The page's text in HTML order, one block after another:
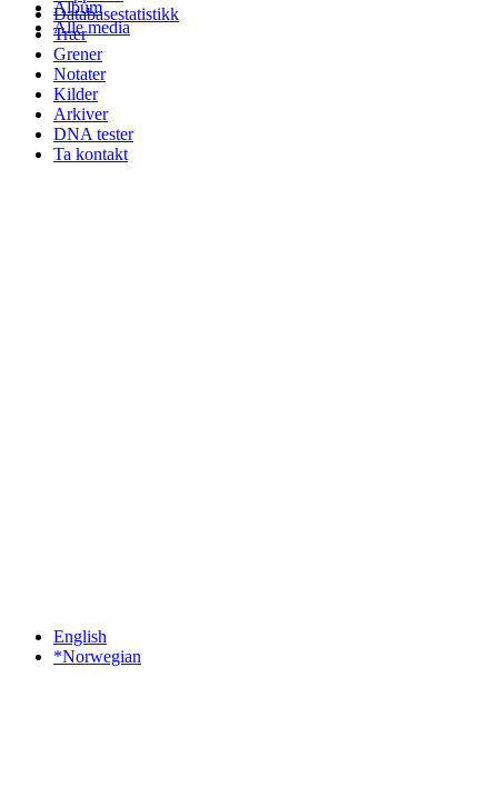
Album
Alle media
Databasestatistikk
Trær
Grener
Notater
Kilder
Arkiver
DNA tester
Ta kontakt
English
*Norwegian